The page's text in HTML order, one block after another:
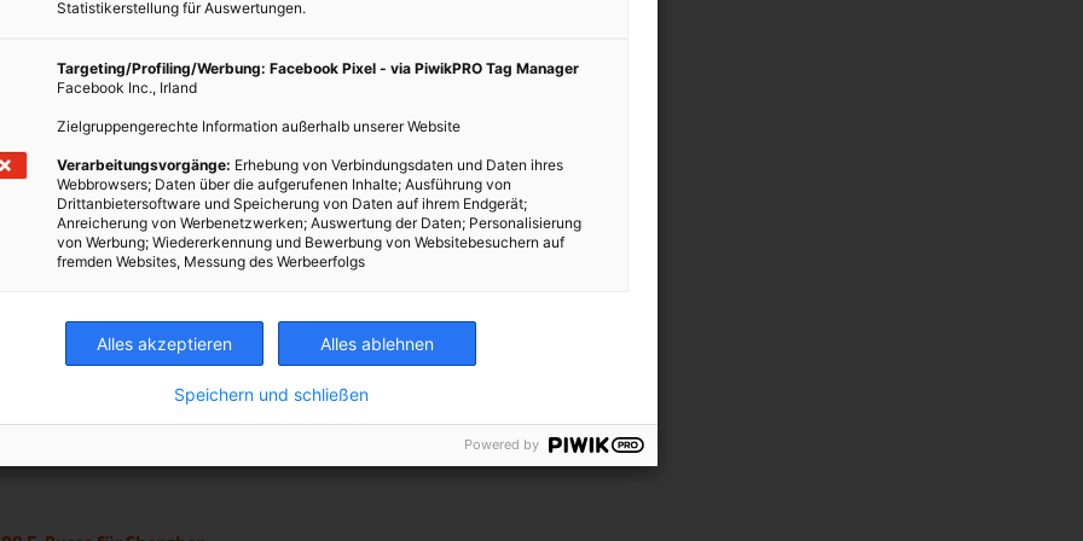
fährt jetzt auch elektrisch
erste elektrisch betriebene Fernbus der Flixbus-Flotte fährt seit
Oktober 2018 auf Deutschlands Straßen. Der Bus aus
Produktion verkehrt vier Mal täglich zwischen dem
Frankfurt und Mannheim.
verfüge bereits jetzt über Europas größte E-Bus-Flotte. 2.500
der chinesischen Firma und der britischen Firma Alexander
sind in der britischen Hauptstadt im Einsatz.
Statistikerstellung für Auswertungen.
Targeting/Profiling/Werbung: Facebook Pixel - via PiwikPRO Tag Manager
Facebook Inc., Irland
Zielgruppengerechte Information außerhalb unserer Website
Verarbeitungsvorgänge: Erhebung von Verbindungsdaten und Daten ihres
Webbrowsers; Daten über die aufgerufenen Inhalte; Ausführung von
Drittanbietersoftware und Speicherung von Daten auf ihrem Endgerät;
Anreicherung von Werbenetzwerken; Auswertung der Daten; Personalisierung
von Werbung; Wiedererkennung und Bewerbung von Websitebesuchern auf
fremden Websites, Messung des Werbeerfolgs
Alles akzeptieren Alles ablehnen
Speichern und schließen
Powered by